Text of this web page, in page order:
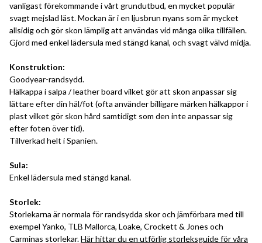
vanligast förekommande i vårt grundutbud, en mycket populär
svagt mejslad läst. Mockan är i en ljusbrun nyans som är mycket
allsidig och gör skon lämplig att användas vid många olika tillfällen.
Gjord med enkel lädersula med stängd kanal, och svagt välvd midja.
Konstruktion:
Goodyear-randsydd.
Hälkappa i salpa / leather board vilket gör att skon anpassar sig
lättare efter din häl/fot (ofta använder billigare märken hälkappor i
plast vilket gör skon hård samtidigt som den inte anpassar sig
efter foten över tid).
Tillverkad helt i Spanien.
Sula:
Enkel lädersula med stängd kanal.
Storlek:
Storlekarna är normala för randsydda skor och jämförbara med till
exempel Yanko, TLB Mallorca, Loake, Crockett & Jones och
Carminas storlekar.Här hittar du en utförlig storleksguide för våra